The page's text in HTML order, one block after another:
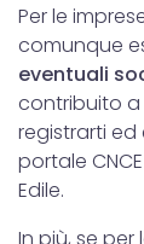
Per le
comunque
eventuali
contribuito a
registrarti ed
portale
Edile.